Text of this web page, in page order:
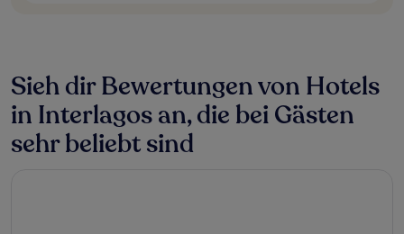
zusätzliche
Bedingungen
gelten.
Sieh dir Bewertungen von Hotels
in Interlagos an, die bei Gästen
sehr beliebt sind